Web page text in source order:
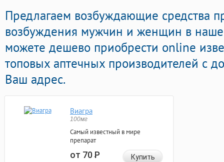
Предлагаем возбуждающие средства
возбуждения мужчин и женщин в
можете дешево приобрести online
топовых аптечных производителей с
Ваш адрес.
Виагра
100мг
Самый известный в мире
препарат
от 70Р Купить